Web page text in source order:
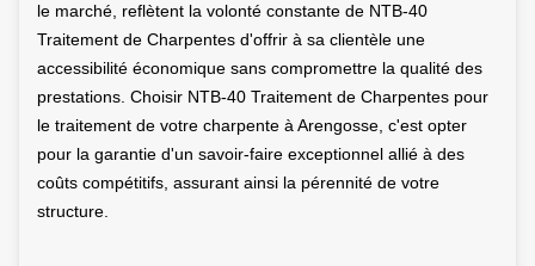
le marché, reflètent la volonté constante de NTB-40
Traitement de Charpentes d'offrir à sa clientèle une
accessibilité économique sans compromettre la qualité des
prestations. Choisir NTB-40 Traitement de Charpentes pour
le traitement de votre charpente à Arengosse, c'est opter
pour la garantie d'un savoir-faire exceptionnel allié à des
coûts compétitifs, assurant ainsi la pérennité de votre
structure.